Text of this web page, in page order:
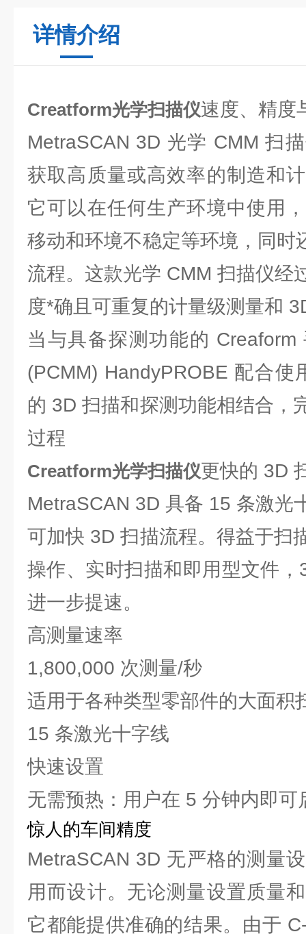
详情介绍
Creatform光学扫描仪速度、精度
MetraSCAN 3D 光学 CMM 扫
获取高质量或高效率的制造和
它可以在任何生产环境中使用
移动和环境不稳定等环境，同时
流程。这款光学 CMM 扫描仪经
度*确且可重复的计量级测量和
当与具备探测功能的
(PCMM) HandyPROBE 配合
的 3D 扫描和探测功能相结合，
过程
Creatform光学扫描仪更快的 3D
MetraSCAN 3D 具备 15 条激光
可加快 3D 扫描流程。得益于扫
操作、实时扫描和即用型文件
进一步提速。
高测量速率
1,800,000 次测量/秒
适用于各种类型零部件的大面积
15 条激光十字线
快速设置
无需预热：用户在 5 分钟内即可
惊人的车间精度
MetraSCAN 3D 无严格的测量
用而设计。无论测量设置质量
它都能提供准确的结果。由于